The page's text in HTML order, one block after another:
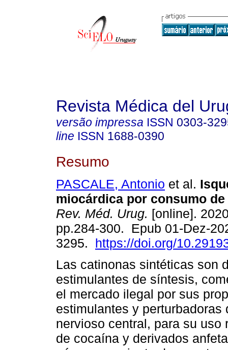
Revista Médica del
versão impressa ISSN 0303-
line ISSN 1688-0390
Resumo
PASCALE, Antonio et al.
miocárdica por consumo
Rev. Méd. Urug. [online].
pp.284-300. Epub 01-Dez-
3295. https://doi.org/
Las catinonas sintéticas son
estimulantes de síntesis,
el mercado ilegal por sus
estimulantes y perturbadoras
nervioso central, para su
de cocaína y derivados